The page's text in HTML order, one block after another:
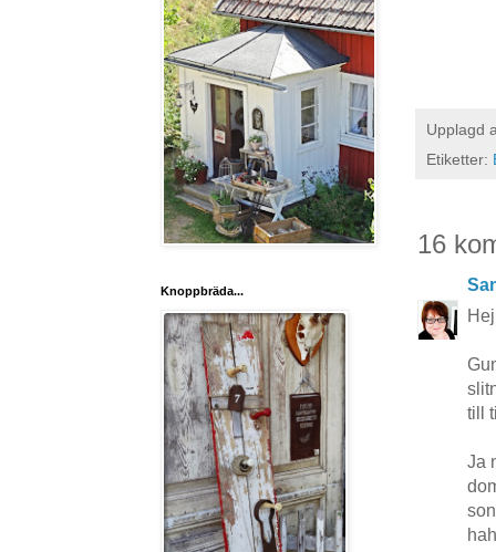
Upplagd
Etiketter:
16
till
Ja
Knoppbräda...